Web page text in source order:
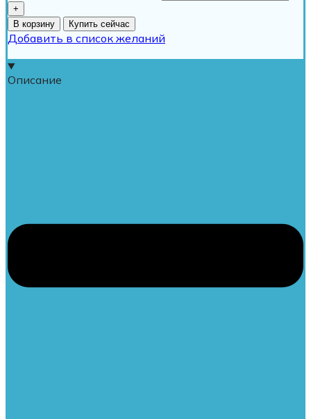
В корзину Купить сейчас
Добавить в список желаний
Описание